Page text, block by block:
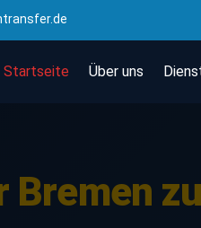
Startseite Über uns
Bremen